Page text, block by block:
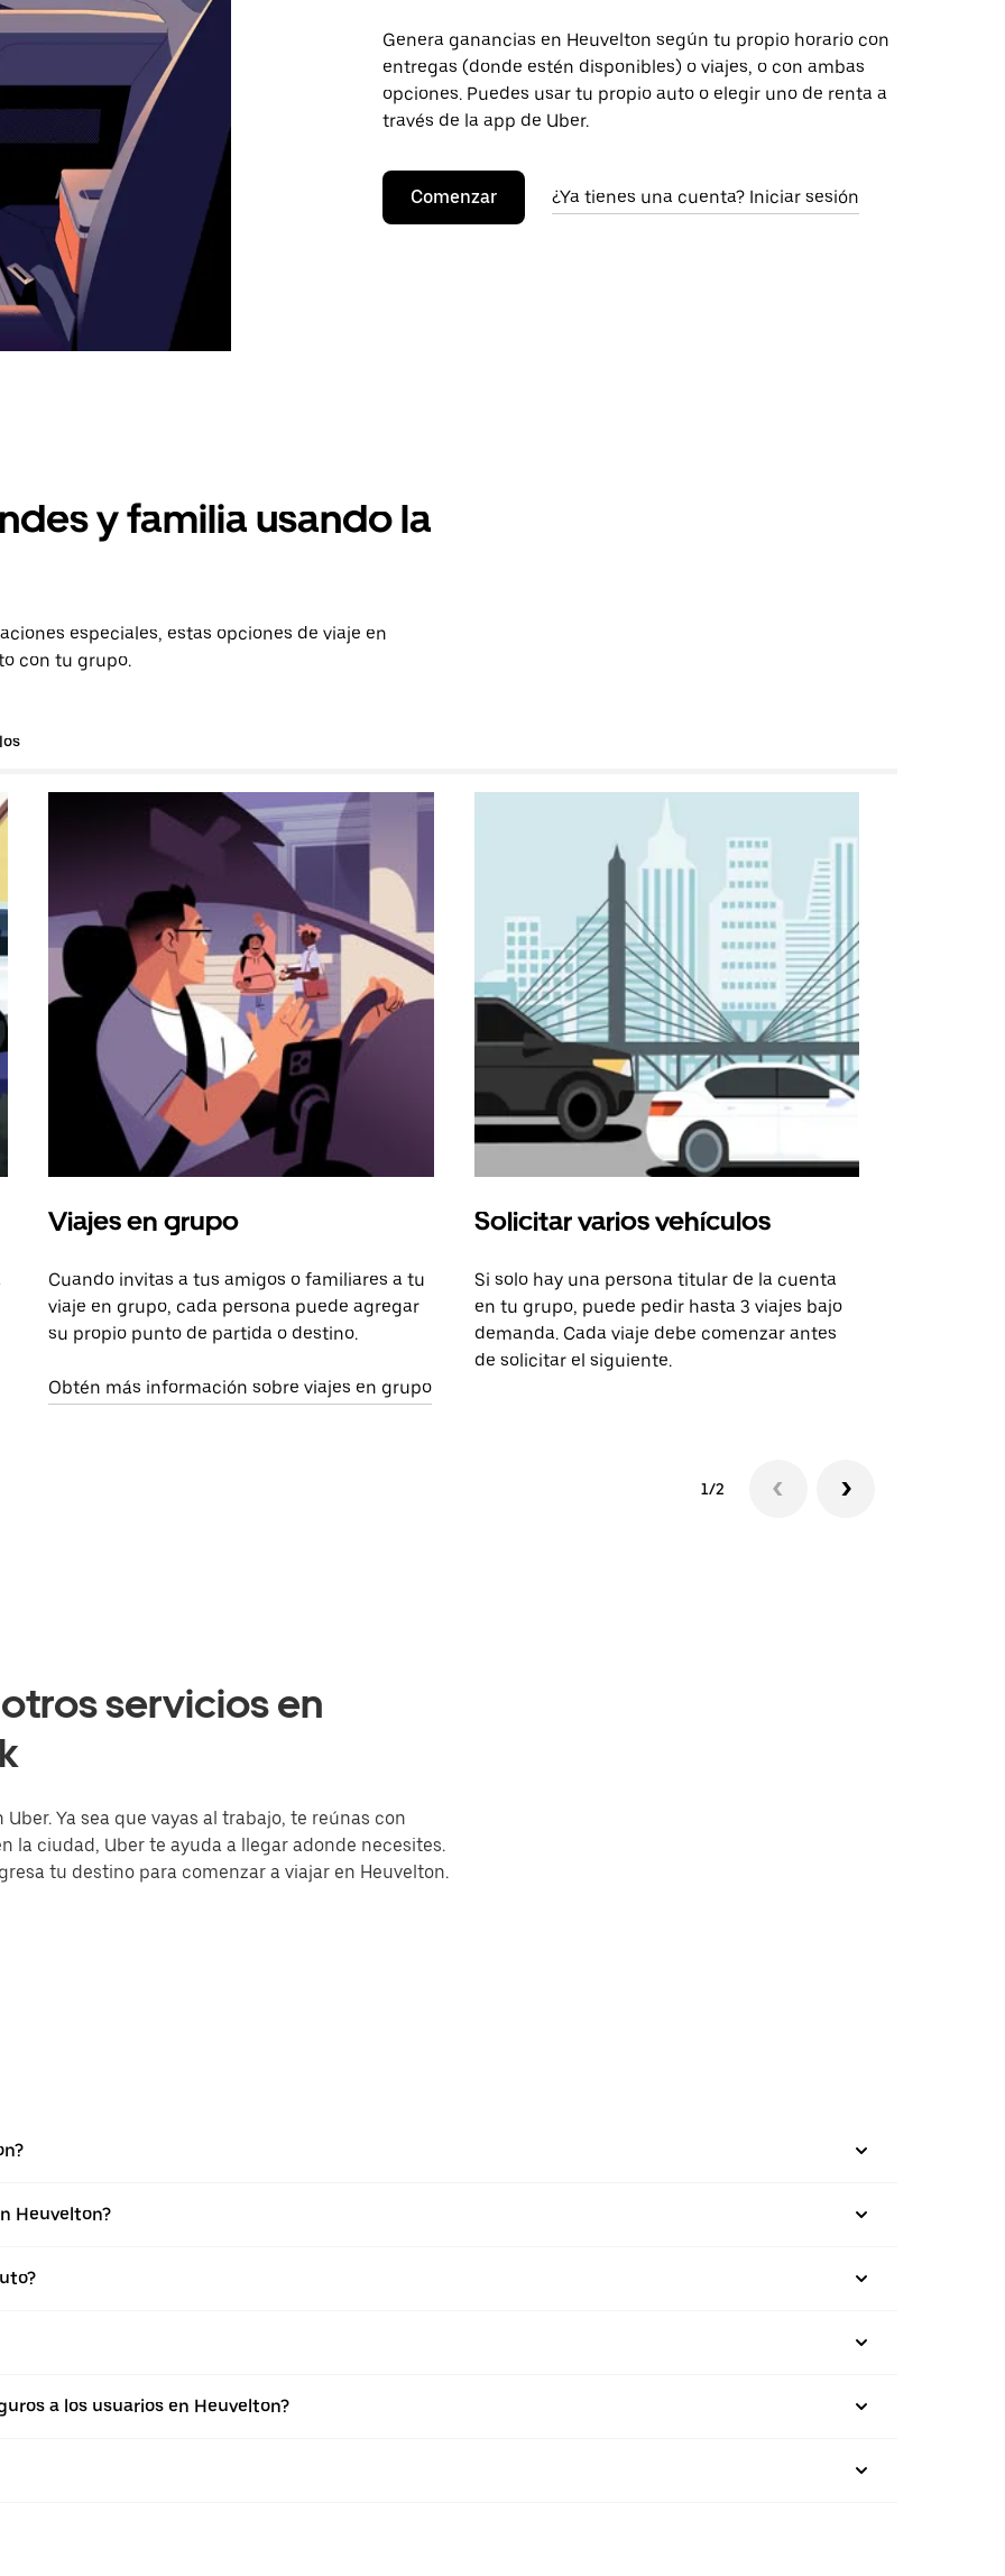
Genera ganancias en Heuvelton según tu propio horario con
entregas (donde estén disponibles) o viajes, o con ambas
opciones. Puedes usar tu propio auto o elegir uno de renta a
través de la app de Uber.
Comenzar ¿Ya tienes una cuenta? Iniciar sesión
y familia usando la
especiales, estas opciones de viaje en
con tu grupo.
Viajes en grupo
Cuando invitas a tus amigos o familiares a tu
viaje en grupo, cada persona puede agregar
su propio punto de partida o destino.
Obtén más información sobre viajes en grupo
Solicitar varios vehículos
Si solo hay una persona titular de la cuenta
en tu grupo, puede pedir hasta 3 viajes bajo
demanda. Cada viaje debe comenzar antes
de solicitar el siguiente.
1/2
servicios en
Ya sea que vayas al trabajo, te reúnas con
la ciudad, Uber te ayuda a llegar adonde necesites.
tu destino para comenzar a viajar en Heuvelton.
Heuvelton?
a los usuarios en Heuvelton?